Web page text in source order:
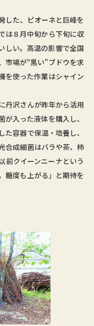
した、ピオーネと巨峰を
は８月中旬から下旬に収
しい。高温の影響で全国
市場が“黒い”ブドウを求
を使った作業はシャイン
丹沢さんが昨年から活用
が入った液体を購入し、
容器で保温・培養し、
合成細菌はバラや茶、柿
前クイーンニーナという
糖度も上がる」と期待を